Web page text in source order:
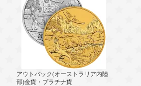
アウトバック(オーストラリア内陸
部)金貨・プラチナ貨